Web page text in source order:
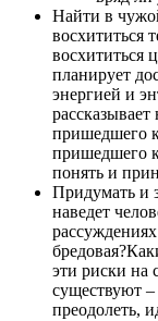
Найти в
восхититься
восхититься
планирует
энергией и
пришедшего
пришедшего
понять и
Придумать и
наведет
эти риски на
существуют –
преодолеть,